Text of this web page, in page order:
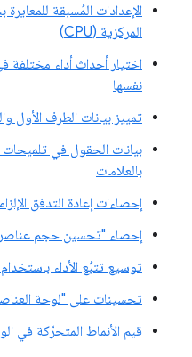
الإعدادات المُسبقة
المركزية (CPU)
اختيار أحداث أداء مختلفة
نفسها
تمييز بيانات الطرف الأول
بيانات الحقول في
بالعلامات
إحصاءات إعادة التدفق
إحصاء "تحسين حجم عناصر DOM"
توسيع تتبُّع الأداء باستخدام console.timeStamp
تحسينات على "لوحة
قيم الأنماط المتحرّكة في